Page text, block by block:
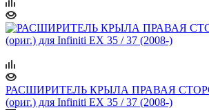
РАСШИРИТЕЛЬ КРЫЛА ПРАВАЯ
(ориг.) для Infiniti EX 35 / 37 (2008-)